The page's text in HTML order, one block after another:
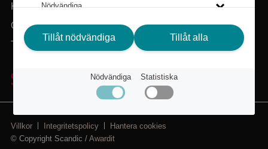
Nödvändiga
Statistiska
Klicka på länken för att läsa mer om hur vi använder kakor
och andra tekniska lösningar och hur vi inhämtar och
behandlar personuppgifter.
Integritetspolicy
Tillåt nödvändiga Tillåt alla
Nödvändiga Statistiska
Kundservice
Om Scandic Friends
Tillbaka till scandichotels.se
Villkor Integritetspolicy
Hantera cookies
© Copyright Scandic /Awardit